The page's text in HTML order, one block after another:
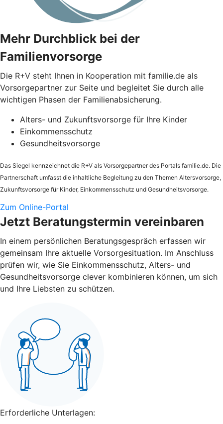
Mehr Durchblick bei der
Familienvorsorge
Die R+V steht Ihnen in Kooperation mit familie.de als
Vorsorgepartner zur Seite und begleitet Sie durch alle
wichtigen Phasen der Familienabsicherung.
Alters- und Zukunftsvorsorge für Ihre Kinder
Einkommensschutz
Gesundheitsvorsorge
Das Siegel kennzeichnet die R+V als Vorsorgepartner des Portals familie.de. Die
Partnerschaft umfasst die inhaltliche Begleitung zu den Themen Altersvorsorge,
Zukunftsvorsorge für Kinder, Einkommensschutz und Gesundheitsvorsorge.
Zum Online-Portal
Jetzt Beratungstermin vereinbaren
In einem persönlichen Beratungsgespräch erfassen wir
gemeinsam Ihre aktuelle Vorsorgesituation. Im Anschluss
prüfen wir, wie Sie Einkommensschutz, Alters- und
Gesundheitsvorsorge clever kombinieren können, um sich
und Ihre Liebsten zu schützen.
Erforderliche Unterlagen: